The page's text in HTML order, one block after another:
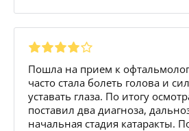
Пошла на прием к
часто стала болеть голова и
уставать глаза. По итогу
поставил два диагноза,
начальная стадия катаракты.